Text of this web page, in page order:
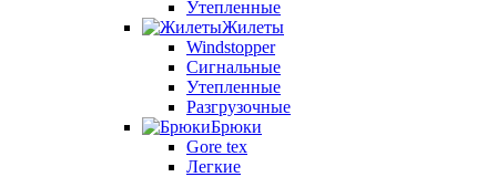
Утепленные
Жилеты
Windstopper
Сигнальные
Утепленные
Разгрузочные
Брюки
Gore tex
Легкие